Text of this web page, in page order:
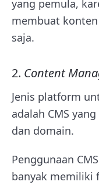
yang pemula,
membuat
saja.
2. Content
Jenis platform
adalah CMS
dan domain.
Penggunaan
banyak